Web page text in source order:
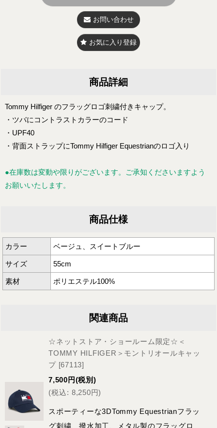
お問い合わせ
お気に入り登録
商品詳細
Tommy Hilfiger のフラッグロゴ刺繍付きキャップ。
・ツバにコントラストカラーのコード
・UPF40
・背面ストラップにTommy Hilfiger Equestrianのロゴ入り
●在庫数は変動や限りがございます。ご承知くださいますよう
お願いいたします。
商品仕様
カラー ベージュ、スイートブルー
サイズ 55cm
素材 ポリエステル100%
関連商品
☆ネットストア・ショールーム限定☆＜
TOMMY HILFIGER＞モントリオールキャッ
プ [67113]
7,500 円(税別)
(税込: 8,250円)
スポーティーな3DTommy Equestrianフラッ
グ刺繍、撥水加工、メタル製のフラッグロ